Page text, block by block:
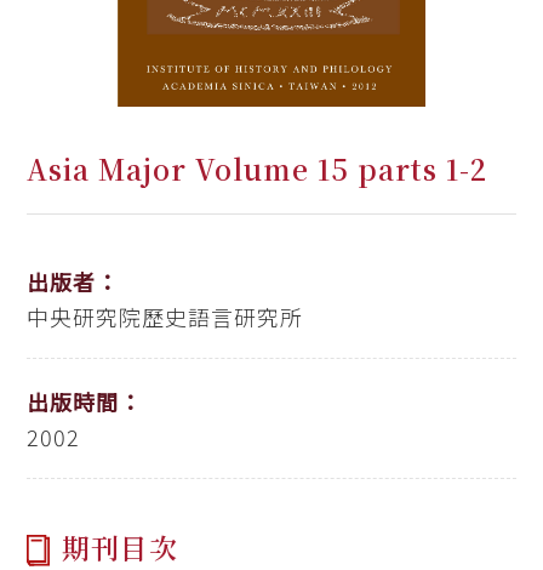
Asia Major Volume 15 parts 1-2
出版者：
中央研究院歷史語言研究所
出版時間：
2002
期刊目次